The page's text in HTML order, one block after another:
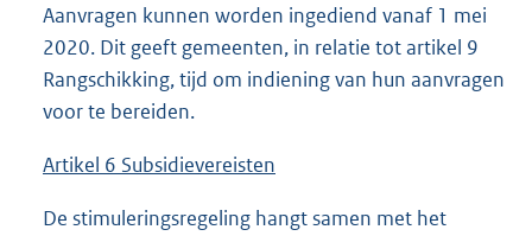
Aanvragen kunnen worden ingediend vanaf 1 mei
2020. Dit geeft gemeenten, in relatie tot artikel 9
Rangschikking, tijd om indiening van hun aanvragen
voor te bereiden.
Artikel 6 Subsidievereisten
De stimuleringsregeling hangt samen met het